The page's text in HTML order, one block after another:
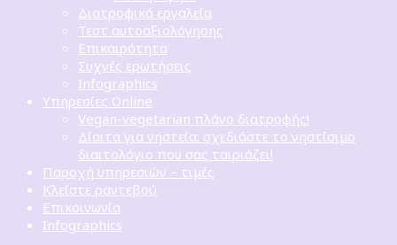
Διατροφικά εργαλεία
Τεστ αυτοαξιολόγησης
Επικαιρότητα
Συχνές ερωτήσεις
Infographics
Υπηρεσίες Online
Vegan-vegetarian πλάνο διατροφής!
Δίαιτα για νηστεία: σχεδιάστε το νηστίσιμο
διαιτολόγιο που σας ταιριάζει!
Παροχή υπηρεσιών – τιμές
Κλείστε ραντεβού
Επικοινωνία
Infographics